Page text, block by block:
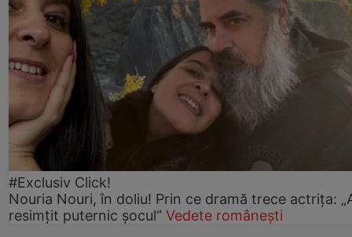
#Exclusiv Click!
Nouria Nouri, în doliu! Prin ce dramă trece actrița:
resimțit puternic șocul“ Vedete românești